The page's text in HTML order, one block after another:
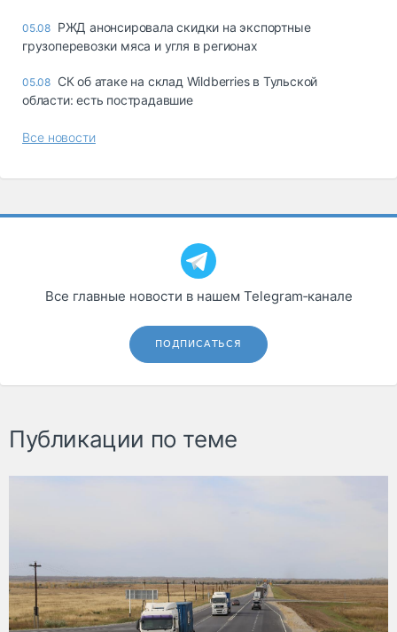
05.08 РЖД анонсировала скидки на экспортные
грузоперевозки мяса и угля в регионах
05.08 СК об атаке на склад Wildberries в Тульской
области: есть пострадавшие
Все новости
Все главные новости в нашем Telegram‑канале
ПОДПИСАТЬСЯ
Публикации по теме